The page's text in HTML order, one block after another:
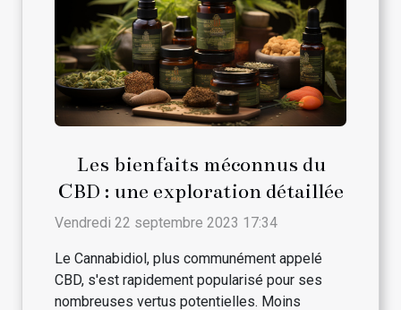
Les bienfaits méconnus du
CBD : une exploration détaillée
Vendredi 22 septembre 2023 17:34
Le Cannabidiol, plus communément appelé
CBD, s'est rapidement popularisé pour ses
nombreuses vertus potentielles. Moins